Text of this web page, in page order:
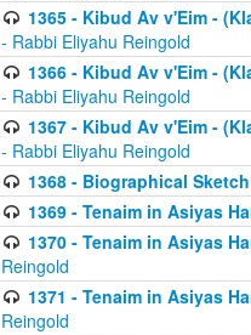
1365 - Kibud Av v'Eim -
- Rabbi Eliyahu Reingold
1366 - Kibud Av v'Eim -
- Rabbi Eliyahu Reingold
1367 - Kibud Av v'Eim -
- Rabbi Eliyahu Reingold
1368 - Biographical
1369 - Tenaim in Asiyas
1370 - Tenaim in Asiyas
Reingold
1371 - Tenaim in Asiyas
Reingold